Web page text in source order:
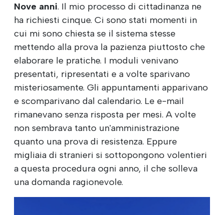
Nove anni. Il mio processo di cittadinanza ne
ha richiesti cinque. Ci sono stati momenti in
cui mi sono chiesta se il sistema stesse
mettendo alla prova la pazienza piuttosto che
elaborare le pratiche. I moduli venivano
presentati, ripresentati e a volte sparivano
misteriosamente. Gli appuntamenti apparivano
e scomparivano dal calendario. Le e-mail
rimanevano senza risposta per mesi. A volte
non sembrava tanto un'amministrazione
quanto una prova di resistenza. Eppure
migliaia di stranieri si sottopongono volentieri
a questa procedura ogni anno, il che solleva
una domanda ragionevole.